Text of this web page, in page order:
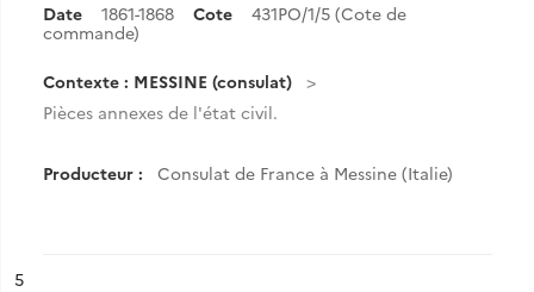
Date 1861-1868 Cote
431PO/1/5 (Cote de
commande)
Contexte : MESSINE (consulat)
Pièces annexes de l'état civil.
Producteur : Consulat de France à Messine (Italie)
n°
5